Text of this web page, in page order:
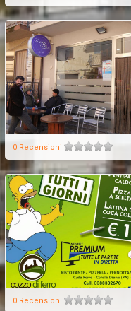
0 Recensioni
0 Recensioni